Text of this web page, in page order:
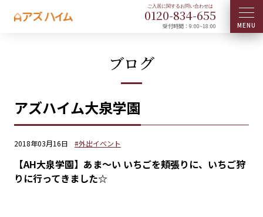
0120-834-655
受付時間：9:00~18:00
ブログ
アズハイム大泉学園
2018年03月16日 #外出イベント
【AH大泉学園】あま～い いちごを頬張りに、いちご狩
りに行ってきました☆